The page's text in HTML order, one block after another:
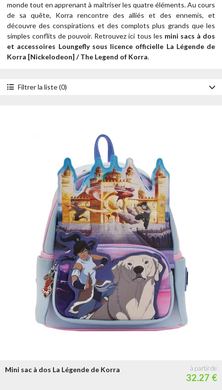
monde tout en apprenant à maîtriser les quatre éléments. Au cours
de sa quête, Korra rencontre des alliés et des ennemis, et
découvre des conspirations et des complots plus grands que les
simples conflits de pouvoir. Retrouvez ici tous les mini sacs à dos
et accessoires Loungefly sous licence officielle La Légende de
Korra [Nickelodeon] / The Legend of Korra.
Filtrer la liste (0)
de 30 à 50 €
de 50 à 100 €
+ de 100 €
Mini sac à dos La Légende de Korra
32.27 €